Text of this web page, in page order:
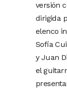
versión
dirigida
elenco
Sofía
y Juan
el